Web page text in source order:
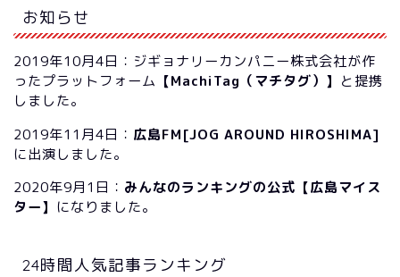
お知らせ
2019年10月4日：ジギョナリーカンパニー株式会社が作
ったプラットフォーム 【MachiTag（マチタグ）】 と提携
しました。
2019年11月4日： 広島FM[JOG AROUND HIROSHIMA]
に出演しました。
2020年9月1日： みんなのランキングの公式【広島マイス
ター】 になりました。
24時間人気記事ランキング